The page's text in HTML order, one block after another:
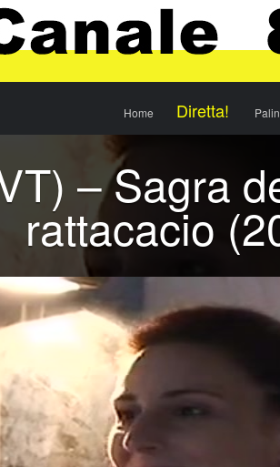
Home Diretta!
– Sagra
rattacacio